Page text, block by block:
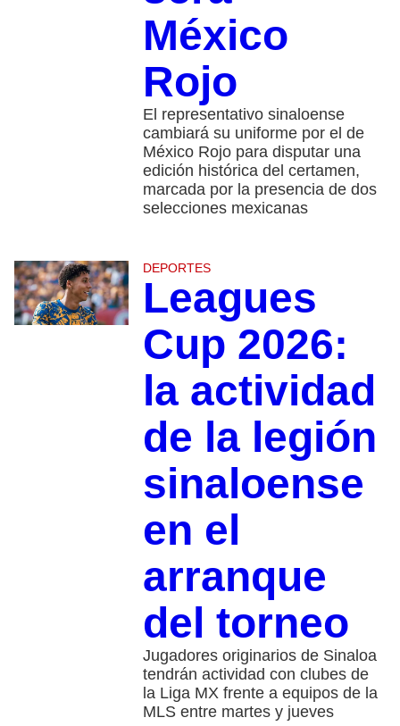
México
Rojo
El representativo sinaloense
cambiará su uniforme por el de
México Rojo para disputar una
edición histórica del certamen,
marcada por la presencia de dos
selecciones mexicanas
DEPORTES
Leagues
Cup 2026:
la actividad
de la legión
sinaloense
en el
arranque
del torneo
Jugadores originarios de Sinaloa
tendrán actividad con clubes de
la Liga MX frente a equipos de la
MLS entre martes y jueves